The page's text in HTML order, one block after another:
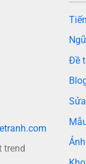
trend
Đề